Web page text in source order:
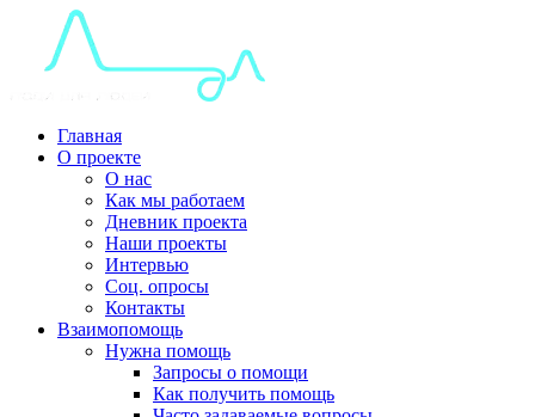
Главная
О проекте
О нас
Как мы работаем
Дневник проекта
Наши проекты
Интервью
Соц. опросы
Контакты
Взаимопомощь
Нужна помощь
Запросы о помощи
Как получить помощь